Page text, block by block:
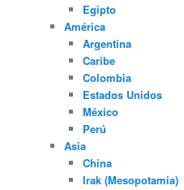
Egipto
América
Argentina
Caribe
Colombia
Estados Unidos
México
Perú
Asia
China
Irak (Mesopotamia)